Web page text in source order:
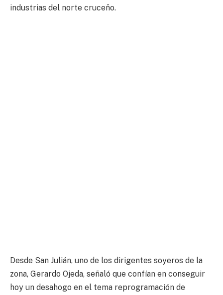
industrias del norte cruceño.
Desde San Julián, uno de los dirigentes soyeros de la
zona, Gerardo Ojeda, señaló que confían en conseguir
hoy un desahogo en el tema reprogramación de